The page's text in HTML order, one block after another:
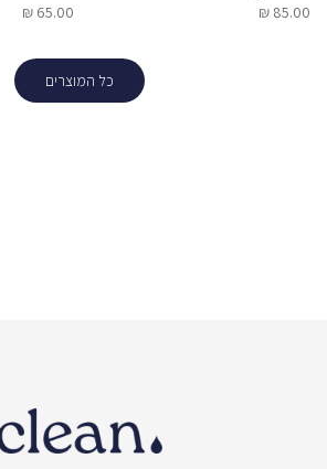
85.00 ₪
65.00 ₪
כל המוצרים